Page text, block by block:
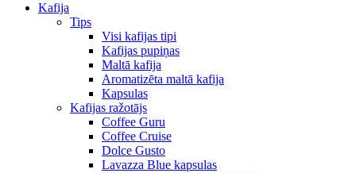
Kafija
Tips
Visi kafijas tipi
Kafijas pupiņas
Maltā kafija
Aromatizēta maltā kafija
Kapsulas
Kafijas ražotājs
Coffee Guru
Coffee Cruise
Dolce Gusto
Lavazza Blue kapsulas